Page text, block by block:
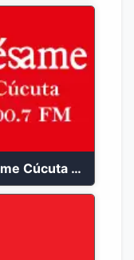
Bésame Cúcuta en vivo 2023